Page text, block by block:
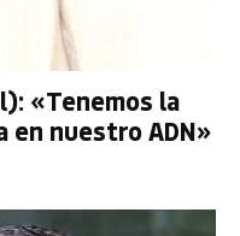
«Tenemos la
nuestro ADN»